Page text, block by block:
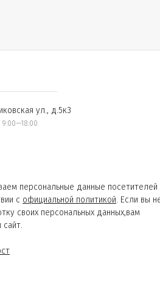
ул., д.5к3
персональные данные посетителей
с официальной политикой. Если вы
своих персональных данных,вам